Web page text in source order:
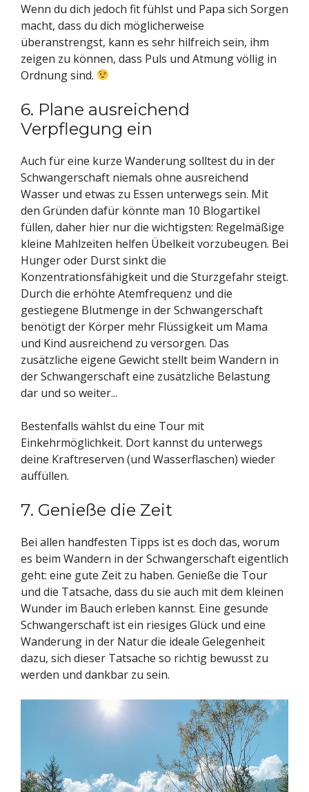
Wenn du dich jedoch fit fühlst und Papa sich Sorgen
macht, dass du dich möglicherweise
überanstrengst, kann es sehr hilfreich sein, ihm
zeigen zu können, dass Puls und Atmung völlig in
Ordnung sind.
6. Plane ausreichend
Verpflegung ein
Auch für eine kurze Wanderung solltest du in der
Schwangerschaft niemals ohne ausreichend
Wasser und etwas zu Essen unterwegs sein. Mit
den Gründen dafür könnte man 10 Blogartikel
füllen, daher hier nur die wichtigsten: Regelmäßige
kleine Mahlzeiten helfen Übelkeit vorzubeugen. Bei
Hunger oder Durst sinkt die
Konzentrationsfähigkeit und die Sturzgefahr steigt.
Durch die erhöhte Atemfrequenz und die
gestiegene Blutmenge in der Schwangerschaft
benötigt der Körper mehr Flüssigkeit um Mama
und Kind ausreichend zu versorgen. Das
zusätzliche eigene Gewicht stellt beim Wandern in
der Schwangerschaft eine zusätzliche Belastung
dar und so weiter...
Bestenfalls wählst du eine Tour mit
Einkehrmöglichkeit. Dort kannst du unterwegs
deine Kraftreserven (und Wasserflaschen) wieder
auffüllen.
7. Genieße die Zeit
Bei allen handfesten Tipps ist es doch das, worum
es beim Wandern in der Schwangerschaft eigentlich
geht: eine gute Zeit zu haben. Genieße die Tour
und die Tatsache, dass du sie auch mit dem kleinen
Wunder im Bauch erleben kannst. Eine gesunde
Schwangerschaft ist ein riesiges Glück und eine
Wanderung in der Natur die ideale Gelegenheit
dazu, sich dieser Tatsache so richtig bewusst zu
werden und dankbar zu sein.